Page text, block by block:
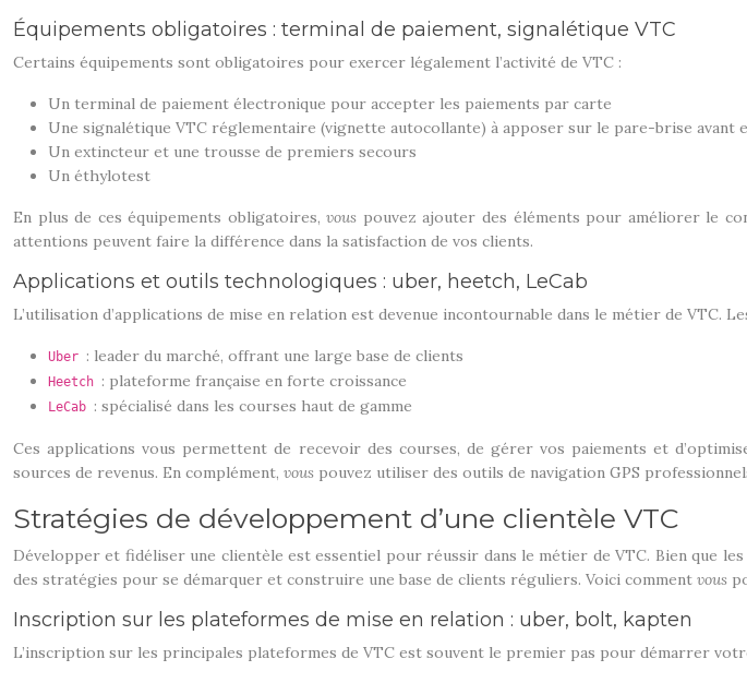
Équipements obligatoires : terminal de paiement, signalétique VTC
Certains équipements sont obligatoires pour exercer légalement l’activité de VTC :
Un terminal de paiement électronique pour accepter les paiements par carte
Une signalétique VTC réglementaire (vignette autocollante) à apposer sur le pare-brise avant
Un extincteur et une trousse de premiers secours
Un éthylotest
En plus de ces équipements obligatoires,vous pouvez ajouter des éléments pour améliorer le
attentions peuvent faire la différence dans la satisfaction de vos clients.
Applications et outils technologiques : uber, heetch, LeCab
L’utilisation d’applications de mise en relation est devenue incontournable dans le métier de VTC.
Uber : leader du marché, offrant une large base de clients
Heetch : plateforme française en forte croissance
LeCab : spécialisé dans les courses haut de gamme
Ces applications vous permettent de recevoir des courses, de gérer vos paiements et
sources de revenus. En complément, vous pouvez utiliser des outils de navigation GPS
Stratégies de développement d’une clientèle VTC
Développer et fidéliser une clientèle est essentiel pour réussir dans le métier de VTC. Bien que
des stratégies pour se démarquer et construire une base de clients réguliers. Voici comment vous
Inscription sur les plateformes de mise en relation : uber, bolt, kapten
L’inscription sur les principales plateformes de VTC est souvent le premier pas pour démarrer